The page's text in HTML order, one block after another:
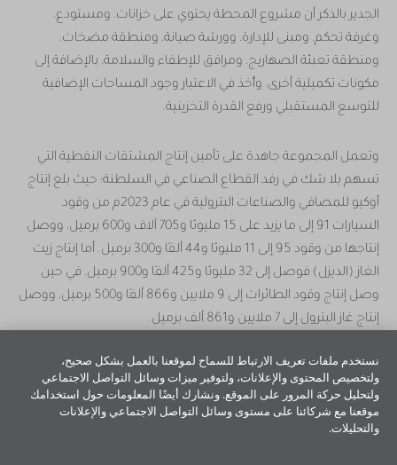
الجدير بالذكر أن مشروع المحطة يحتوي على خزانات، ومستودع،
وغرفة تحكم، ومبنى للإدارة، وورشة صيانة، ومنطقة مضخات،
ومنطقة تعبئة الصهاريج، ومرافق للإطفاء والسلامة، بالإضافة إلى
مكونات تكميلية أخرى، وأُخذ في الاعتبار وجود المساحات الإضافية
للتوسع المستقبلي ورفع القدرة التخزينية.
وتعمل المجموعة جاهدة على تأمين إنتاج المشتقات النفطية التي
تسهم بلا شك في رفد القطاع الصناعي في السلطنة؛ حيث بلغ إنتاج
أوكيو للمصافي والصناعات البترولية في عام 2023م من وقود
السيارات 91 إلى ما يزيد على 15 مليونًا و705 آلاف و600 برميل، ووصل
إنتاجها من وقود 95 إلى 11 مليونًا و44 ألفًا و300 برميل. أما إنتاج زيت
الغاز (الديزل) فوصل إلى 32 مليونًا و425 ألفًا و900 برميل، في حين
وصل إنتاج وقود الطائرات إلى 9 ملايين و866 ألفًا و500 برميل، ووصل
إنتاج غاز البترول إلى 7 ملايين و861 ألف برميل.
نستخدم ملفات تعريف الارتباط للسماح لموقعنا بالعمل بشكل صحيح،
ولتخصيص المحتوى والإعلانات، ولتوفير ميزات وسائل التواصل الاجتماعي
ولتحليل حركة المرور على الموقع. ونشارك أيضًا المعلومات حول استخدامك
موقعنا مع شركائنا على مستوى وسائل التواصل الاجتماعي والإعلانات
والتحليلات.